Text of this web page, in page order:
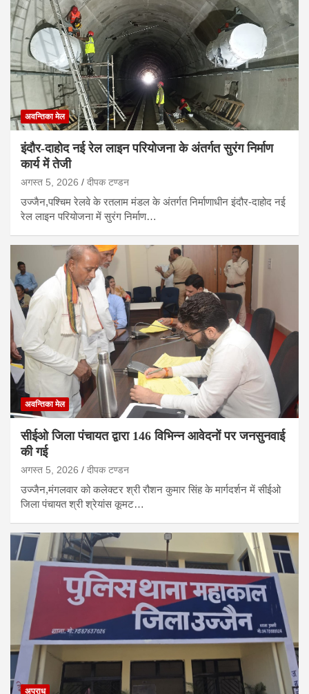
अवन्तिका मेल
इंदौर-दाहोद नई रेल लाइन परियोजना के अंतर्गत सुरंग निर्माण
कार्य में तेजी
अगस्त 5, 2026 दीपक टण्‍डन
उज्जैन,पश्चिम रेलवे के रतलाम मंडल के अंतर्गत निर्माणाधीन इंदौर-दाहोद नई
रेल लाइन परियोजना में सुरंग निर्माण…
अवन्तिका मेल
सीईओ जिला पंचायत द्वारा 146 विभिन्न आवेदनों पर जनसुनवाई
की गई
अगस्त 5, 2026 दीपक टण्‍डन
उज्जैन,मंगलवार को कलेक्टर श्री रौशन कुमार सिंह के मार्गदर्शन में सीईओ
जिला पंचायत श्री श्रेयांस कूमट…
अपराध